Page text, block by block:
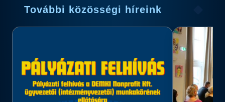
További közösségi híreink